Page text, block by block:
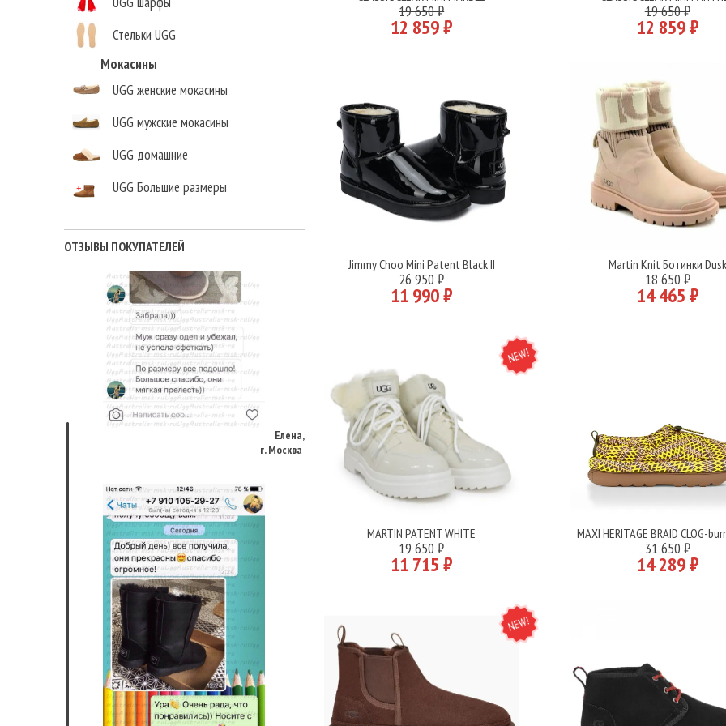
Стельки UGG
Мокасины
UGG женские мокасины
UGG мужские мокасины
UGG домашние
UGG Большие размеры
ОТЗЫВЫ ПОКУПАТЕЛЕЙ
19 650 ₽
12 859 ₽
19 650 ₽
12 859 ₽
Подробнее
Jimmy Choo Mini Patent Black II
26 950 ₽
11 990 ₽
Подробнее
Martin Knit Ботинки Dusk
18 650 ₽
14 465 ₽
NEW
Подробнее
MARTIN PATENT WHITE
19 650 ₽
11 715 ₽
Подробнее
MAXI HERITAGE BRAID CLOG-
31 650 ₽
14 289 ₽
NEW